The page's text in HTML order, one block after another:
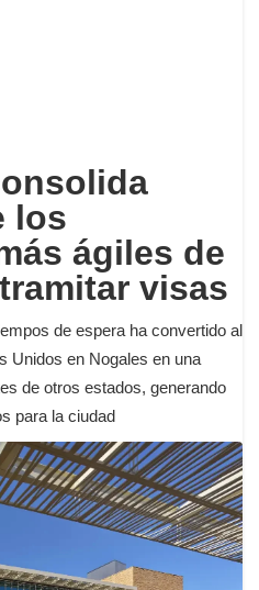
los
ágiles de
visas
de espera ha convertido al
Unidos en Nogales en una
de otros estados, generando
para la ciudad